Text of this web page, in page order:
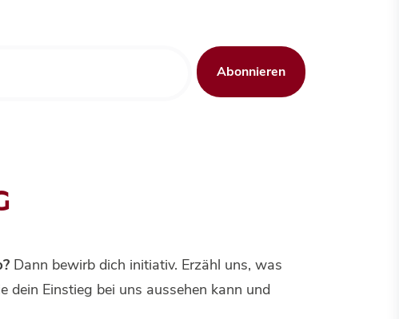
Abonnieren
Dann bewirb dich initiativ. Erzähl uns, was
Einstieg bei uns aussehen kann und